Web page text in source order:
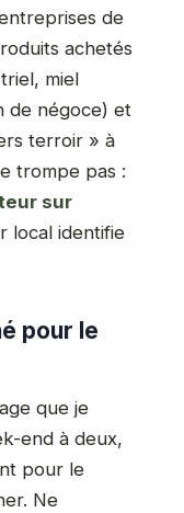
de
achetés
miel
de négoce) et
terroir » à
trompe pas :
sur
local identifie
pour le
que je
end à deux,
pour le
Ne